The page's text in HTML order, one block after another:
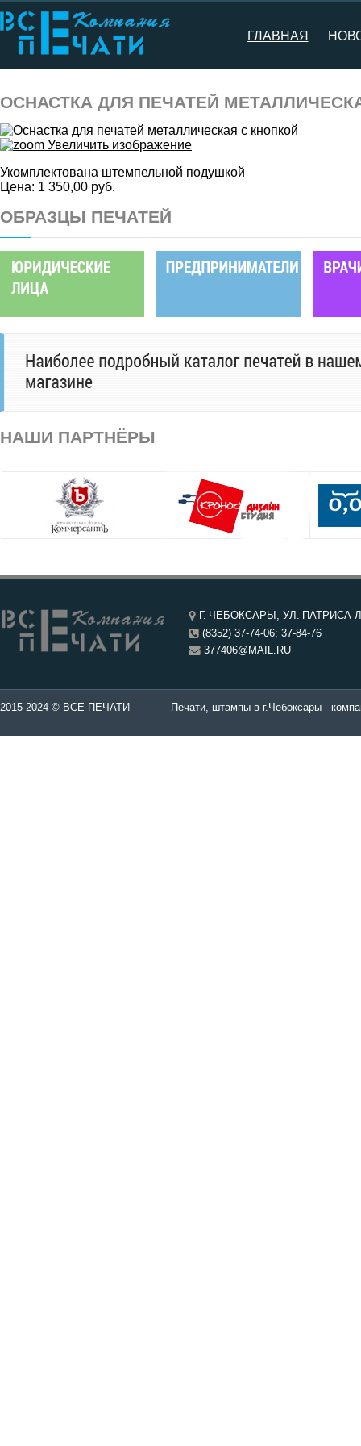
ГЛАВНАЯ
ОСНАСТКА ДЛЯ ПЕЧАТЕЙ
Увеличить изображение
Укомплектована штемпельной подушкой
Цена: 1 350,00 руб.
ОБРАЗЦЫ ПЕЧАТЕЙ
НАШИ ПАРТНЁРЫ
Г. ЧЕБОКСАРЫ, УЛ. ПАТРИСА
(8352) 37-74-06; 37-84-76
377406@MAIL.RU
в Чебоксары. Печати, штампы в г.Чебоксары -
2015-2024 © ВСЕ ПЕЧАТИ